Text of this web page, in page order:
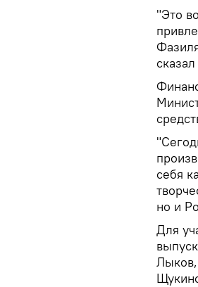
"Это
себя
но и
Для